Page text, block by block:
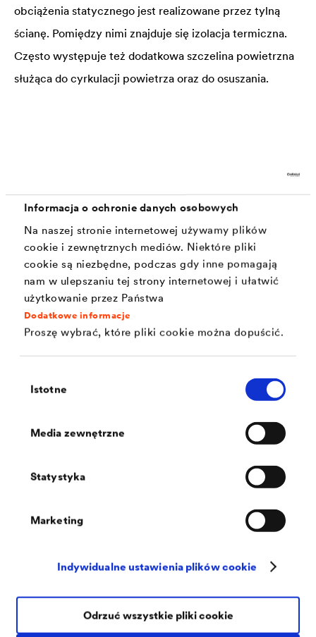
Informacja o ochronie danych osobowych
Na naszej stronie internetowej używamy plików
cookie i zewnętrznych mediów. Niektóre pliki
cookie są niezbędne, podczas gdy inne pomagają
nam w ulepszaniu tej strony internetowej i ułatwić
użytkowanie przez Państwa
Dodatkowe informacje
Proszę wybrać, które pliki cookie można dopuścić.
zgody
Istotne
Media zewnętrzne
Statystyka
Marketing
Indywidualne ustawienia plików cookie
Odrzuć wszystkie pliki cookie
obciążenia statycznego jest realizowane przez tylną
ścianę. Pomiędzy nimi znajduje się izolacja termiczna.
Często występuje też dodatkowa szczelina powietrzna
służąca do cyrkulacji powietrza oraz do osuszania.
Izolacje poziome podczas wykonywania ścian
zewnętrznych i wewnętrznych umieszcza się między
płytą posadzkową a pierwszą warstwą cegły. Do tego
celu nadają się odporne mechanicznie i trwałe izolacje
uszczelniające wykonane z tworzyw sztucznych lub
bitumu. Podczas układania należy wyrównać zaprawą
murarską powierzchnie nośne do grubości
Dzięki wytrzymałemu i kompatybilnemu z bitumem
materiałowi, produkty
-IZOLACJA POZIOMA
są idealne do wykonywania uszczelnień
poziomych u podstawy domu. Folia musi mieć
minimalnie szerokość muru wraz z tynkiem. Zaleca się
jednak dobranie szerokości w taki sposób, aby ułatwić
to możliwe, pionowym uszczelnieniem